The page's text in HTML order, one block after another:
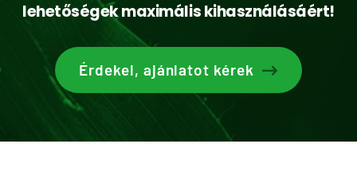
lehetőségek maximális kihasználásáért!
Érdekel, ajánlatot kérek